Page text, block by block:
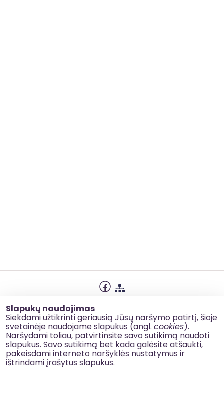
Slapukų naudojimas
Siekdami užtikrinti geriausią Jūsų naršymo patirtį, šioje
svetainėje naudojame slapukus (angl. cookies).
Naršydami toliau, patvirtinsite savo sutikimą naudoti
slapukus. Savo sutikimą bet kada galėsite atšaukti,
pakeisdami interneto naršyklės nustatymus ir
ištrindami įrašytus slapukus.
Slapukų naudojimas
Korupcijos prevencija
Kontaktai